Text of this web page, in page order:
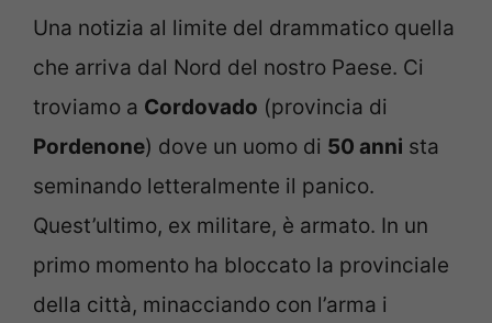
Una notizia al limite del drammatico quella
che arriva dal Nord del nostro Paese. Ci
troviamo a Cordovado (provincia di
Pordenone) dove un uomo di 50 anni sta
seminando letteralmente il panico.
Quest’ultimo, ex militare, è armato. In un
primo momento ha bloccato la provinciale
della città, minacciando con l’arma i